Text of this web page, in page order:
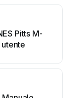
Pitts M-
utente